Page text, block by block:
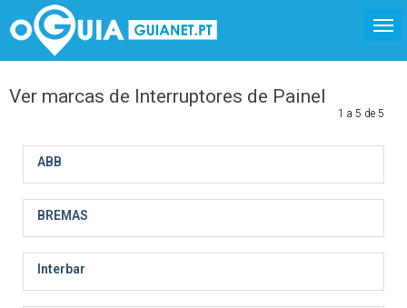
Ver marcas de Interruptores de Painel
1 a 5 de 5
ABB
BREMAS
Interbar